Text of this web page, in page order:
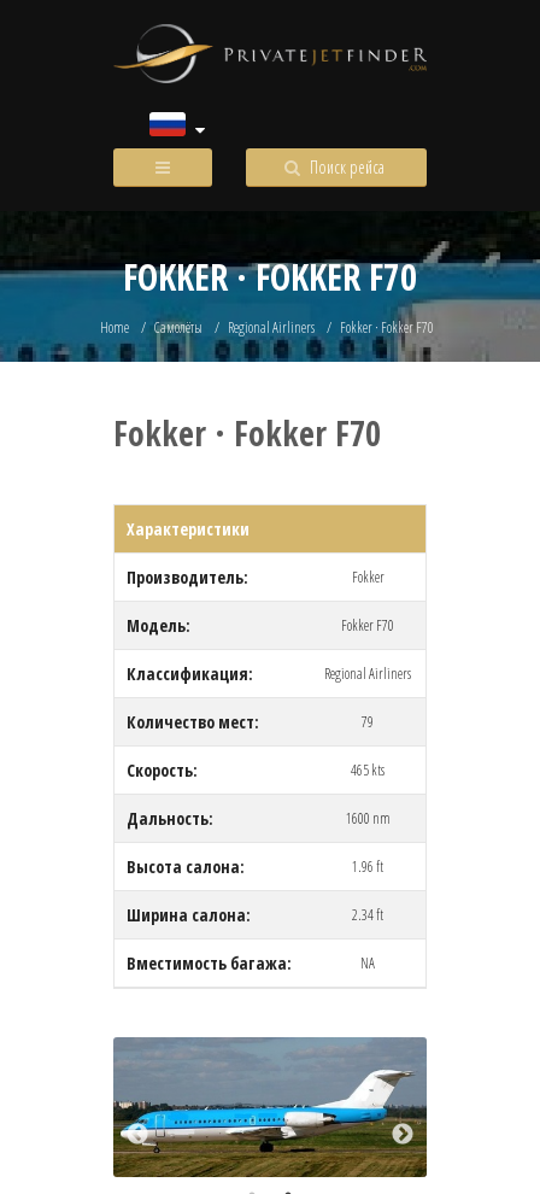
Поиск рейса
FOKKER · FOKKER F70
Home Самолёты Regional Airliners Fokker · Fokker F70
Fokker · Fokker F70
Характеристики
Производитель: Fokker
Модель: Fokker F70
Классификация: Regional Airliners
Количество мест: 79
Скорость: 465 kts
Дальность: 1600 nm
Высота салона: 1.96 ft
Ширина салона: 2.34 ft
Вместимость багажа: NA